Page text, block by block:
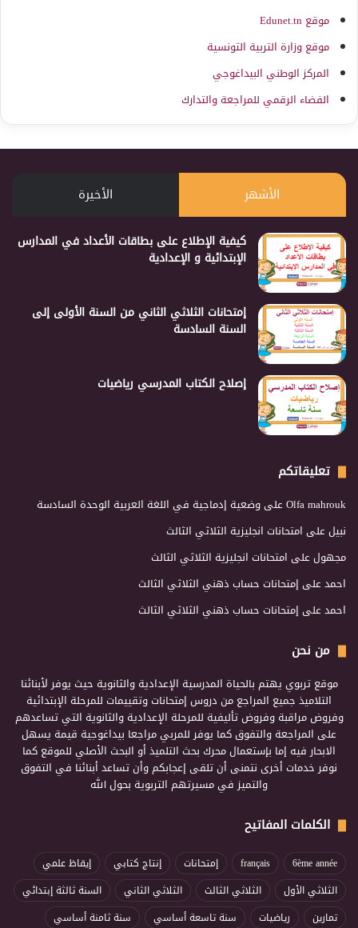
موقع Edunet.tn
موقع وزارة التربية التونسية
المركز الوطني البيداغوجي
الفضاء الرقمي للمراجعة والتدارك
الأشهر الأخيرة
كيفية الإطلاع على بطاقات الأعداد في المدارس
الإبتدائية و الإعدادية
إمتحانات الثلاثي الثاني من السنة الأولى إلى
السنة السادسة
إصلاح الكتاب المدرسي رياضيات
تعليقاتكم
Olfa mahroukعلى وضعية إدماجية في اللغة العربية الوحدة السادسة
نبيلعلى امتحانات انجليزية الثلاثي الثالث
مجهولعلى امتحانات انجليزية الثلاثي الثالث
احمدعلى إمتحانات حساب ذهني الثلاثي الثالث
احمدعلى إمتحانات حساب ذهني الثلاثي الثالث
من نحن
موقع تربوي يهتم بالحياة المدرسية الإعدادية والثانوية حيث يوفر لأبنائنا
التلاميذ جميع المراجع من دروس إمتحانات وتقييمات للمرحلة الإبتدائية
وفروض مراقبة وفروض تأليفية للمرحلة الإعدادية والثانوية التي تساعدهم
على المراجعة والتفوق كما يوفر للمربي مراجعا بيداغوجية قيمة يسهل
الابحار فيه إما بإستعمال محرك بحث التلميذ أو البحث الأصلي للموقع كما
نوفر خدمات أخرى نتمنى أن تلقى إعجابكم وأن تساعد أبنائنا في التفوق
والتميز في مسيرتهم التربوية بحول الله
الكلمات المفاتيح
6ème année
français إمتحانات إنتاج كتابي
إيقاظ علمي
الثلاثي الأول
الثلاثي الثالث الثلاثي الثاني
السنة ثالثة إبتدائي
تمارين
رياضيات سنة تاسعة أساسي سنة ثامنة أساسي